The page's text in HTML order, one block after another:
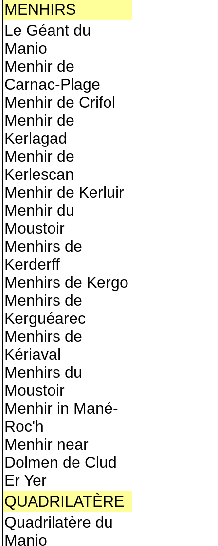
MENHIRS
Le Géant du
Manio
Menhir de
Carnac-Plage
Menhir de Crifol
Menhir de
Kerlagad
Menhir de
Kerlescan
Menhir de Kerluir
Menhir du
Moustoir
Menhirs de
Kerderff
Menhirs de Kergo
Menhirs de
Kerguéarec
Menhirs de
Kériaval
Menhirs du
Moustoir
Menhir in Mané-
Roc'h
Menhir near
Dolmen de Clud
Er Yer
QUADRILATÈRE
Quadrilatère du
Manio